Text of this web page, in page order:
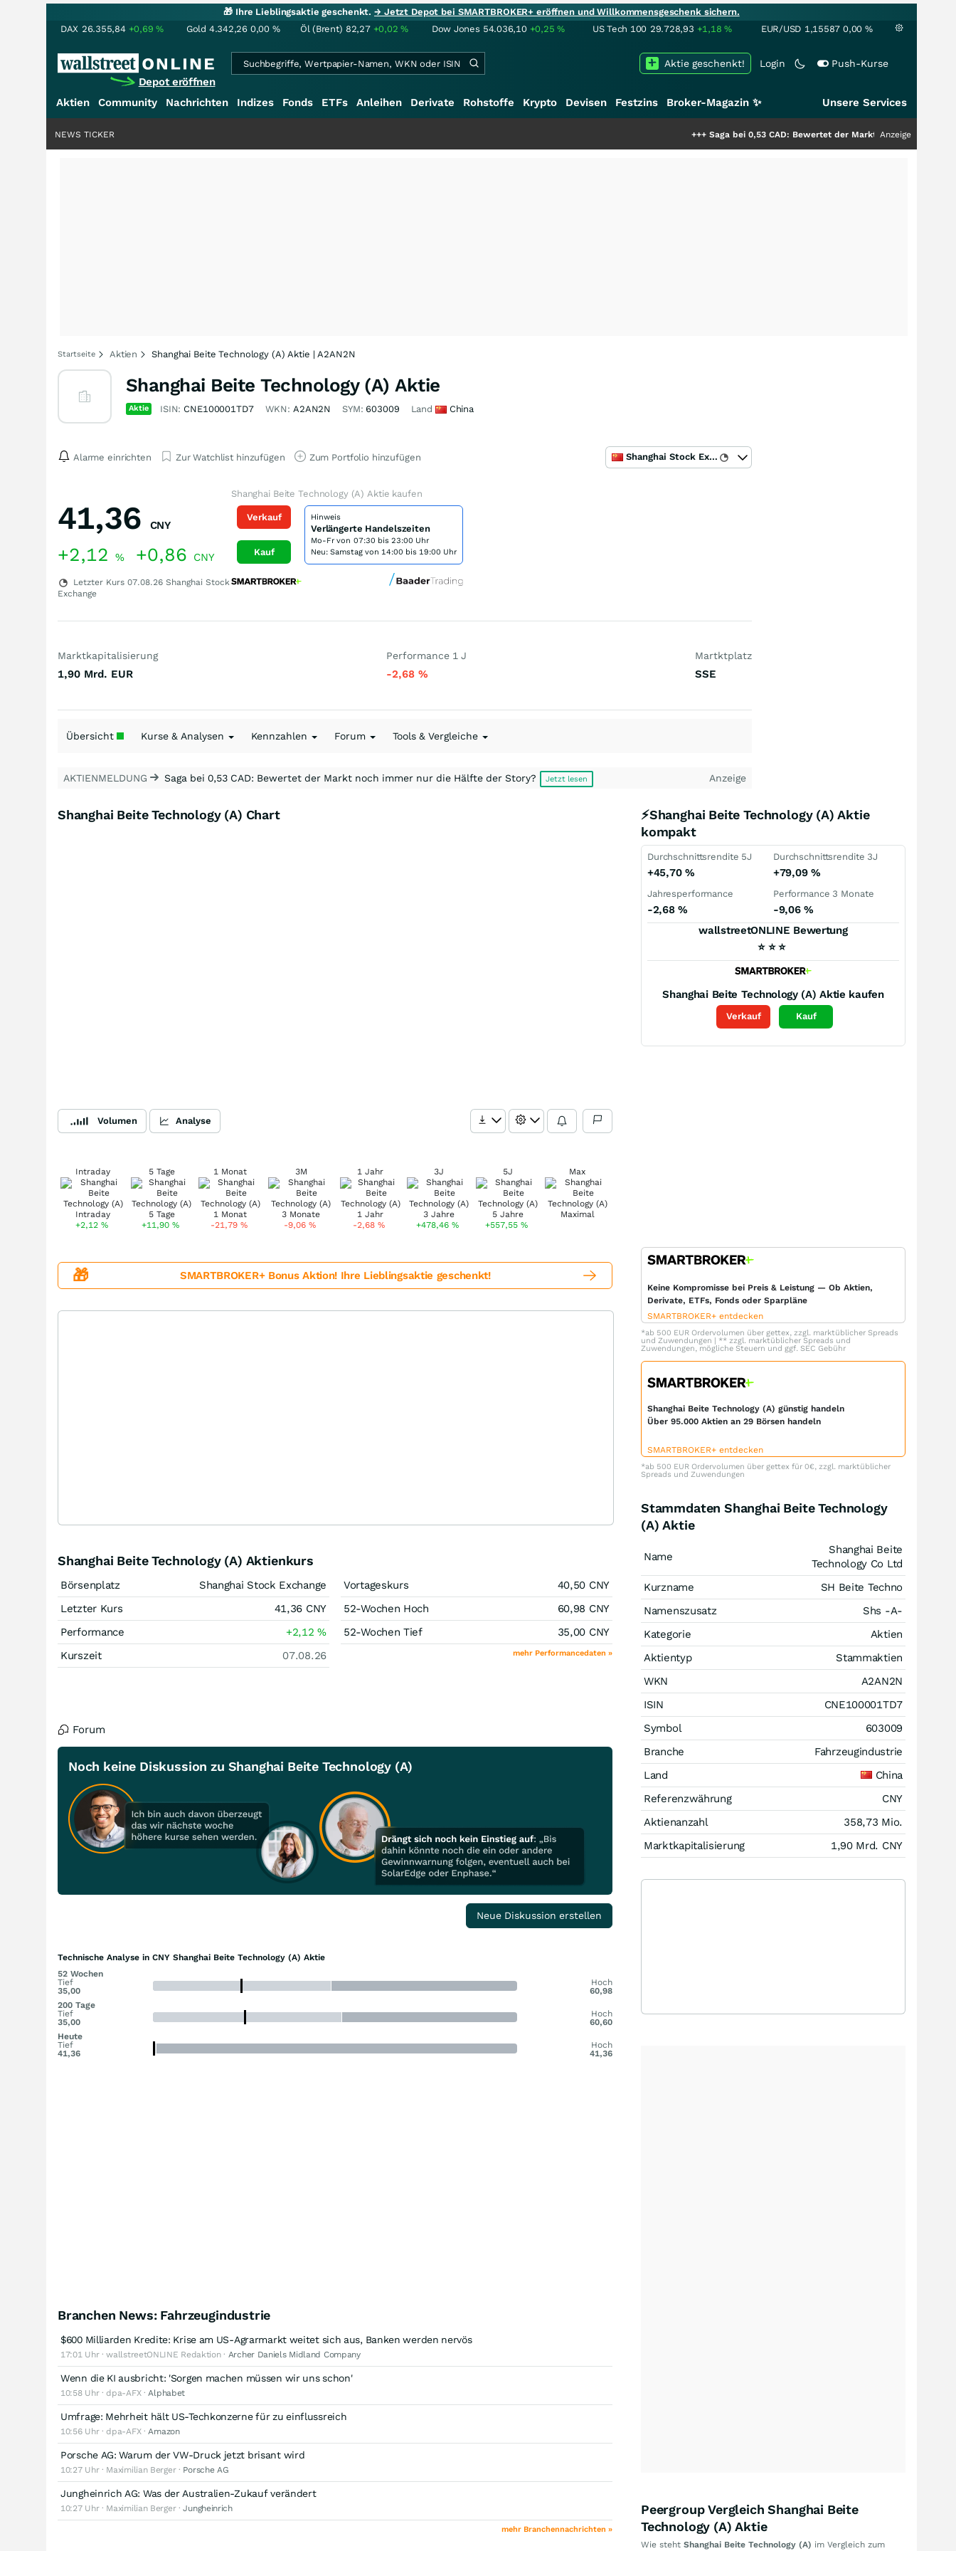
🎁 Ihre Lieblingsaktie geschenkt.→ Jetzt Depot bei SMARTBROKER+ eröffnen und Willkommensgeschenk sichern.
DAX 26.355,84 +0,69% Gold 4.342,26 0,00 % Öl (Brent) 82,27 +0,02% Dow Jones 54.036,10 +0,25% US Tech 100 29.728,93 +1,18% EUR/USD 1,15587 0,00 %
Depot eröffnen
Login Push-Kurse
Aktie geschenkt!
Aktien Community Nachrichten Indizes Fonds ETFs Anleihen Derivate Rohstoffe Krypto Devisen Festzins Broker-Magazin ✨ Unsere Services
Saga bei 0,53 CAD: Bewertet der Markt noch immer nur die Hälfte
Anzeige
NEWS TICKER
Startseite Aktien Shanghai Beite Technology (A) Aktie | A2AN2N
Shanghai Beite Technology (A) Aktie
Aktie ISIN: CNE100001TD7 WKN: A2AN2N SYM: 603009 Land China
Alarme einrichten Zur Watchlist hinzufügen Zum Portfolio hinzufügen Shanghai Stock Exchange
41,36 CNY
+2,12 % +0,86 CNY
Letzter Kurs 07.08.26 Shanghai Stock
Exchange
Shanghai Beite Technology (A) Aktie kaufen
Verkauf
Kauf
Hinweis
Verlängerte Handelszeiten
Mo-Fr von 07:30 bis 23:00 Uhr
Neu: Samstag von 14:00 bis 19:00 Uhr
Marktkapitalisierung
1,90 Mrd. EUR
Performance 1 J
-2,68 %
Martktplatz
SSE
Übersicht Kurse & Analysen Kennzahlen Forum Tools & Vergleiche
AKTIENMELDUNG Saga bei 0,53 CAD: Bewertet der Markt noch immer nur die Hälfte der Story? Jetzt lesen Anzeige
Shanghai Beite Technology (A) Chart
Volumen Analyse
Intraday
+2,12 %
5 Tage
+11,90 %
1 Monat
-21,79 %
3M
-9,06 %
1 Jahr
-2,68%
3J
+478,46 %
5J
+557,55 %
Max
⚡Shanghai Beite Technology (A) Aktie
kompakt
Durchschnittsrendite 5J
+45,70 %
Durchschnittsrendite 3J
+79,09 %
Jahresperformance
-2,68%
Performance 3 Monate
-9,06%
wallstreetONLINE Bewertung
⭐ ⭐ ⭐
Shanghai Beite Technology (A) Aktie kaufen
Verkauf Kauf
🎁 SMARTBROKER+ Bonus Aktion! Ihre Lieblingsaktie geschenkt!
Shanghai Beite Technology (A) Aktienkurs
Börsenplatz
Shanghai Stock Exchange
Letzter Kurs
41,36 CNY
Performance
+2,12%
Kurszeit
07.08.26
Vortageskurs 40,50 CNY
52-Wochen Hoch
60,98 CNY
52-Wochen Tief
35,00 CNY
mehr Performancedaten »
Forum
Noch keine Diskussion zu Shanghai Beite Technology (A)
Neue Diskussion erstellen
Technische Analyse in CNY Shanghai Beite Technology (A) Aktie
52 Wochen
Tief
35,00
Hoch
60,98
200 Tage
Tief
35,00
Hoch
60,60
Heute
Tief
41,36
Hoch
41,36
Branchen News: Fahrzeugindustrie
$600 Milliarden Kredite: Krise am US-Agrarmarkt weitet sich aus, Banken werden nervös
17:01 Uhr · wallstreetONLINE Redaktion · Archer Daniels Midland Company
Wenn die KI ausbricht: 'Sorgen machen müssen wir uns schon'
10:58 Uhr · dpa-AFX ·Alphabet
Umfrage: Mehrheit hält US-Techkonzerne für zu einflussreich
10:56 Uhr · dpa-AFX ·Amazon
Porsche AG: Warum der VW-Druck jetzt brisant wird
10:27 Uhr · Maximilian Berger · Porsche AG
Jungheinrich AG: Was der Australien-Zukauf verändert
10:27 Uhr · Maximilian Berger ·Jungheinrich
mehr Branchennachrichten »
Keine Kompromisse bei Preis & Leistung — Ob Aktien,
Derivate, ETFs, Fonds oder Sparpläne
SMARTBROKER+ entdecken
*ab 500 EUR Ordervolumen über gettex, zzgl. marktüblicher Spreads
und Zuwendungen | ** zzgl. marktüblicher Spreads und
Zuwendungen, mögliche Steuern und ggf. SEC Gebühr
Shanghai Beite Technology (A) günstig handeln
Über 95.000 Aktien an 29 Börsen handeln
SMARTBROKER+ entdecken
*ab 500 EUR Ordervolumen über gettex für 0€, zzgl. marktüblicher
Spreads und Zuwendungen
Stammdaten Shanghai Beite Technology
(A) Aktie
Name
Shanghai Beite
Technology Co Ltd
Kurzname
SH Beite Techno
Namenszusatz
Shs -A-
Kategorie
Aktien
Aktientyp
Stammaktien
WKN
A2AN2N
ISIN
CNE100001TD7
Symbol
603009
Branche
Fahrzeugindustrie
Land
China
Referenzwährung
CNY
Aktienanzahl
358,73 Mio.
Marktkapitalisierung
1,90 Mrd. CNY
Peergroup Vergleich Shanghai Beite
Technology (A) Aktie
Wie steht Shanghai Beite Technology (A) im Vergleich zum